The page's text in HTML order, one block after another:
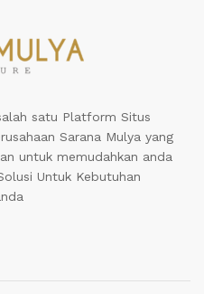
satu Platform Situs
Sarana Mulya yang
untuk memudahkan anda
Untuk Kebutuhan